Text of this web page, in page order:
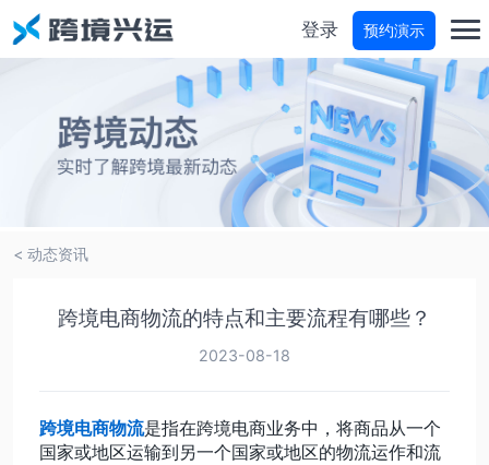
分仓宝
物流商城
轨迹查询
登录 预约演示
< 动态资讯
跨境电商物流的特点和主要流程有哪些？
2023-08-18
跨境电商物流是指在跨境电商业务中，将商品从一个
国家或地区运输到另一个国家或地区的物流运作和流